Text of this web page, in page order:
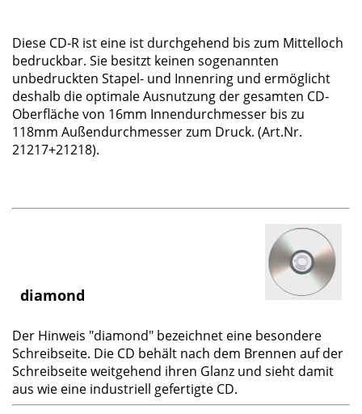
Diese CD-R ist eine ist durchgehend bis zum Mittelloch
bedruckbar. Sie besitzt keinen sogenannten
unbedruckten Stapel- und Innenring und ermöglicht
deshalb die optimale Ausnutzung der gesamten CD-
Oberfläche von 16mm Innendurchmesser bis zu
118mm Außendurchmesser zum Druck. (Art.Nr.
21217+21218).
diamond
Der Hinweis "diamond" bezeichnet eine besondere
Schreibseite. Die CD behält nach dem Brennen auf der
Schreibseite weitgehend ihren Glanz und sieht damit
aus wie eine industriell gefertigte CD.